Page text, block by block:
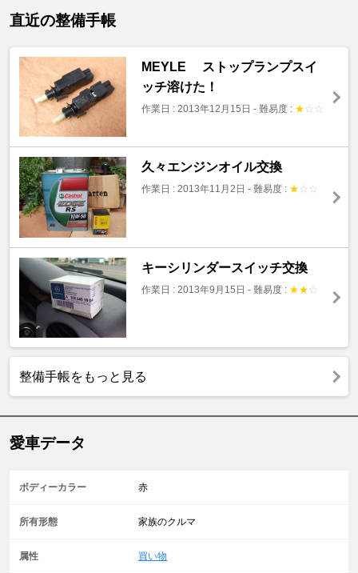
直近の整備手帳
MEYLE ストップランプスイ
ッチ溶けた！
作業日 : 2013年12月15日 - 難易度 : ★ ☆ ☆
久々エンジンオイル交換
作業日 : 2013年11月2日 - 難易度 : ★ ☆ ☆
キーシリンダースイッチ交換
作業日 : 2013年9月15日 - 難易度 : ★★ ☆
整備手帳をもっと見る
愛車データ
ボディーカラー 赤
所有形態 家族のクルマ
属性 買い物